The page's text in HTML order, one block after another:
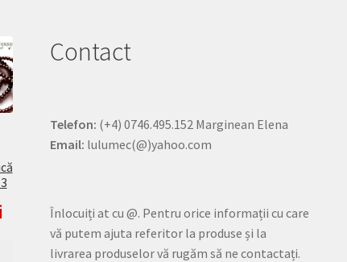
Contact
Telefon: (+4) 0746.495.152 Marginean Elena
Email: lulumec(@)yahoo.com
Înlocuiți at cu @. Pentru orice informații cu care
vă putem ajuta referitor la produse și la
livrarea produselor vă rugăm să ne contactați.